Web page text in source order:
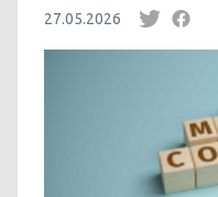
27.05.2026